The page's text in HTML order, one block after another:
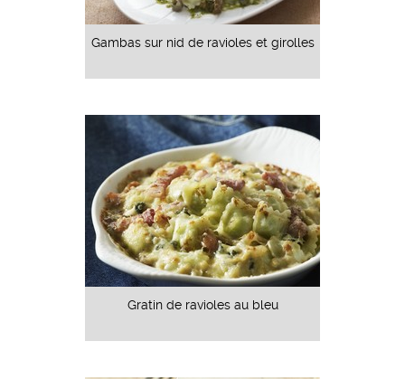
Gambas sur nid de ravioles et girolles
Gratin de ravioles au bleu